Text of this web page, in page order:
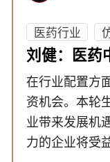
医药行业
刘健：医药
在行业配置方
资机会。本轮
业带来发展机
力的企业将受